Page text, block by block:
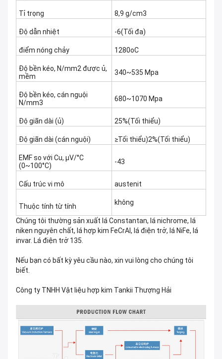
Tỉ trọng 8,9 g/cm3
Độ dẫn nhiệt -6(Tối đa)
điểm nóng chảy 1280oC
Độ bền kéo, N/mm2 được ủ,
mềm
340~535 Mpa
Độ bền kéo, cán nguội
N/mm3
680~1070 Mpa
Độ giãn dài (ủ) 25%(Tối thiểu)
Độ giãn dài (cán nguội) ≥Tối thiểu)2%(Tối thiểu)
EMF so với Cu, μV/°C
(0~100°C)
-43
Cấu trúc vi mô austenit
Thuộc tính từ tính không
Chúng tôi thường sản xuất lá Constantan, lá nichrome, lá
niken nguyên chất, lá hợp kim FeCrAl, lá điện trở, lá NiFe, lá
invar. Lá điện trở 135.
Nếu bạn có bất kỳ yêu cầu nào, xin vui lòng cho chúng tôi
biết.
Công ty TNHH Vật liệu hợp kim Tankii Thượng Hải